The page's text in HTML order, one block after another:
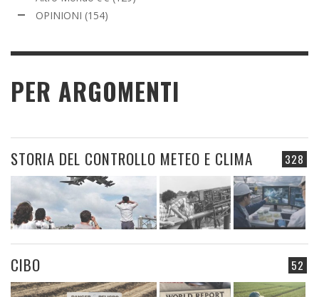
OPINIONI (154)
PER ARGOMENTI
328
STORIA DEL CONTROLLO METEO E CLIMA
52
CIBO